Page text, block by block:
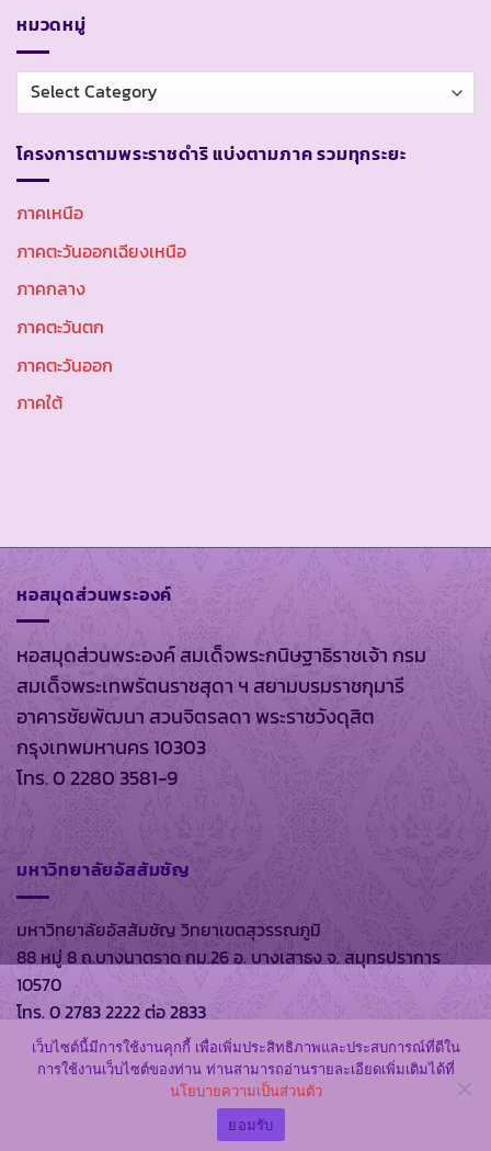
หมวดหมู่
หมวด
หมู่
โครงการตามพระราชดำริ แบ่งตามภาค รวมทุกระยะ
ภาคเหนือ
ภาคตะวันออกเฉียงเหนือ
ภาคกลาง
ภาคตะวันตก
ภาคตะวันออก
ภาคใต้
หอสมุดส่วนพระองค์
หอสมุดส่วนพระองค์ สมเด็จพระกนิษฐาธิราชเจ้า กรม
สมเด็จพระเทพรัตนราชสุดา ฯ สยามบรมราชกุมารี
อาคารชัยพัฒนา สวนจิตรลดา พระราชวังดุสิต
กรุงเทพมหานคร 10303
โทร. 0 2280 3581-9
มหาวิทยาลัยอัสสัมชัญ
มหาวิทยาลัยอัสสัมชัญ วิทยาเขตสุวรรณภูมิ
88 หมู่ 8 ถ.บางนาตราด กม.26 อ. บางเสาธง จ. สมุทรปราการ
10570
โทร. 0 2783 2222 ต่อ 2833
สงวนลิขสิทธิ์ พ.ศ. 2569 ตาม พรบ.ลิขสิทธิ์ พ.ศ. 2537 โดย
และมหาวิทยาลัยอัสสัมชัญ
เว็บไซต์นี้มีการใช้งานคุกกี้ เพื่อเพิ่มประสิทธิภาพและประสบการณ์ที่ดีใน
การใช้งานเว็บไซต์ของท่าน ท่านสามารถอ่านรายละเอียดเพิ่มเติมได้ที่
นโยบายความเป็นส่วนตัว
ยอมรับ